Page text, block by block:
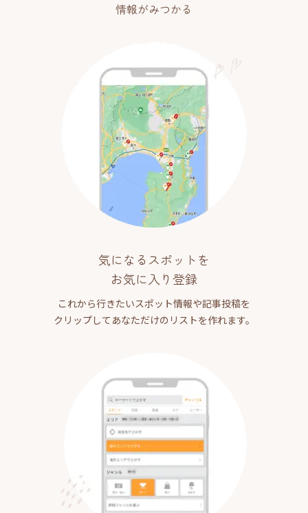
情報がみつかる
気になるスポットを
お気に入り登録
これから行きたいスポット情報や記事投稿を
クリップしてあなただけのリストを作れます。